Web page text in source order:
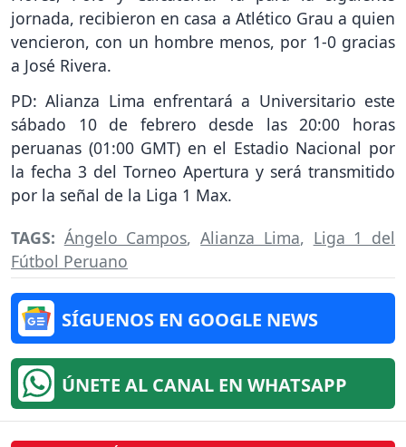
jornada, recibieron en casa a Atlético Grau a quien
vencieron, con un hombre menos, por 1-0 gracias
a José Rivera.
PD: Alianza Lima enfrentará a Universitario este
sábado 10 de febrero desde las 20:00 horas
peruanas (01:00 GMT) en el Estadio Nacional por
la fecha 3 del Torneo Apertura y será transmitido
por la señal de la Liga 1 Max.
TAGS: Ángelo Campos,Alianza Lima, Liga 1 del
Fútbol Peruano
SÍGUENOS EN GOOGLE NEWS
ÚNETE AL CANAL EN WHATSAPP